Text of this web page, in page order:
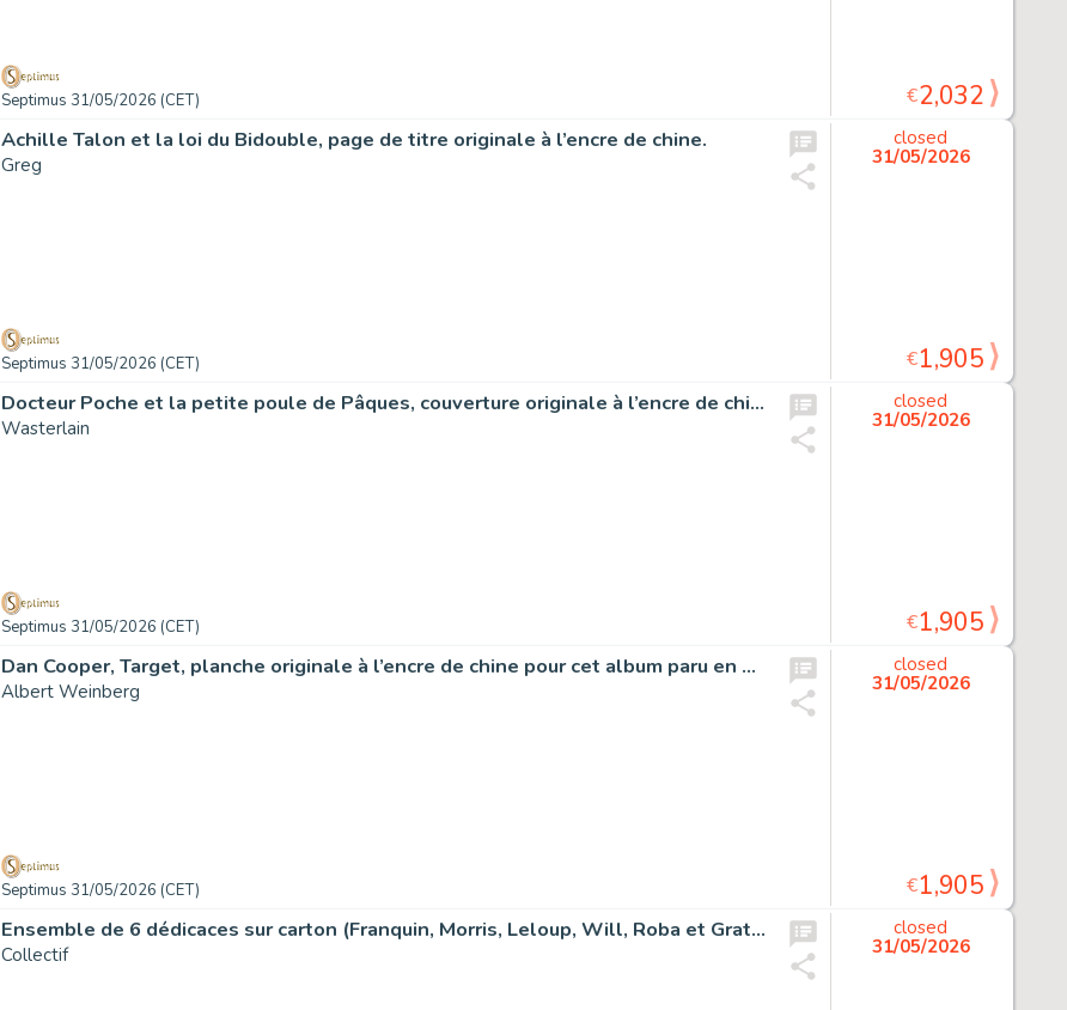
Septimus 31/05/2026 (CET) €2,032
Achille Talon et la loi du Bidouble, page de titre originale à l’encre de chine.
Greg
Septimus 31/05/2026 (CET)
closed
31/05/2026
€1,905
Docteur Poche et la petite poule de Pâques, couverture originale à l’encre de chine pour cet album paru en 1997 chez Casterman.
Wasterlain
Septimus 31/05/2026 (CET)
closed
31/05/2026
€1,905
Dan Cooper, Target, planche originale à l’encre de chine pour cet album paru en 1985 chez Novedi.
Albert Weinberg
Septimus 31/05/2026 (CET)
closed
31/05/2026
€1,905
Ensemble de 6 dédicaces sur carton (Franquin, Morris, Leloup, Will, Roba et Graton).
Collectif
closed
31/05/2026